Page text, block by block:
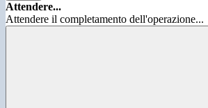
Attendere...
Attendere il completamento dell'operazione...